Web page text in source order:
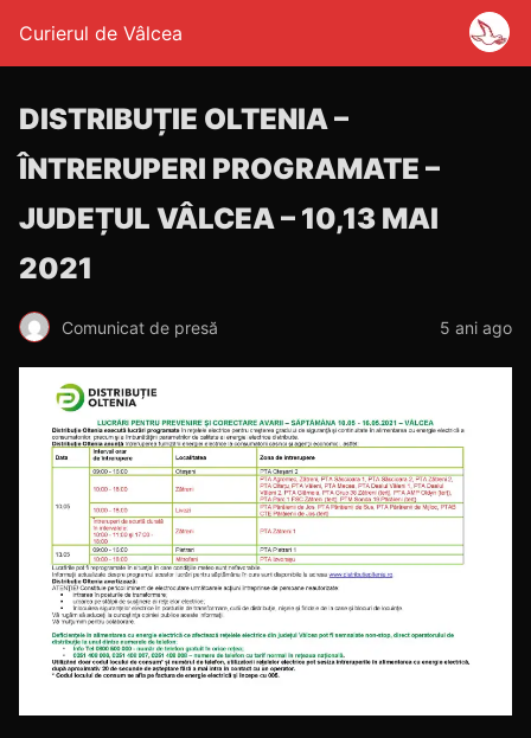
Curierul de Vâlcea
DISTRIBUȚIE OLTENIA –
ÎNTRERUPERI PROGRAMATE –
JUDEȚUL VÂLCEA – 10,13 MAI
2021
Comunicat de presă 5 ani ago